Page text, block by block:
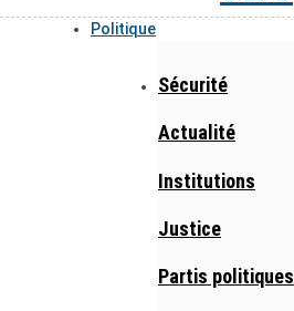
Politique
Sécurité
Actualité
Institutions
Justice
Partis politiques